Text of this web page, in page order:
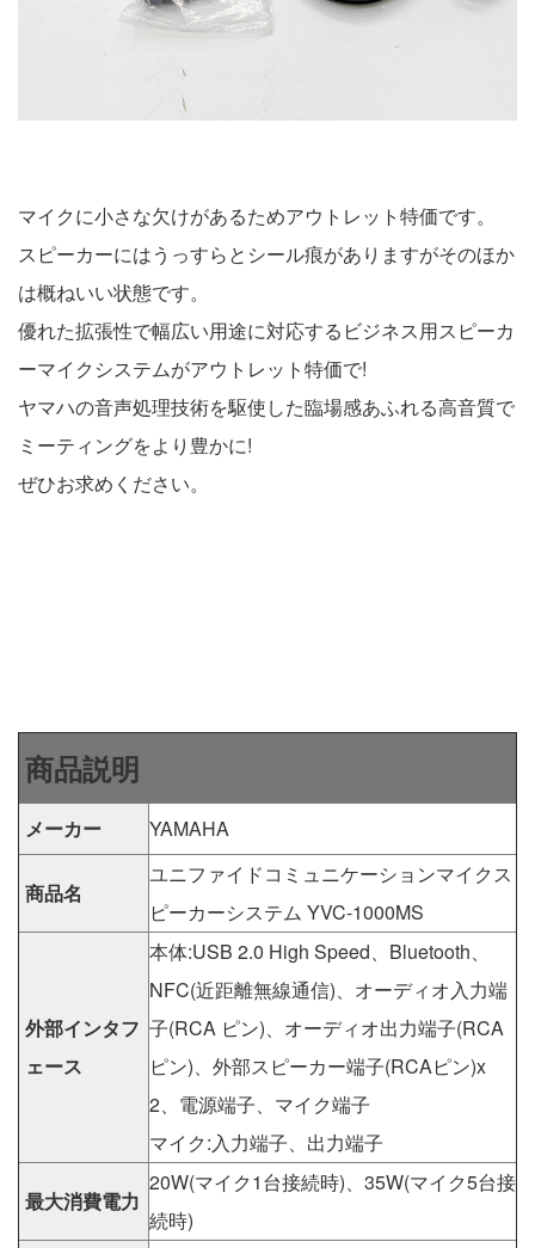
マイクに小さな欠けがあるためアウトレット特価です。
スピーカーにはうっすらとシール痕がありますがそのほか
は概ねいい状態です。
優れた拡張性で幅広い用途に対応するビジネス用スピーカ
ーマイクシステムがアウトレット特価で!
ヤマハの音声処理技術を駆使した臨場感あふれる高音質で
ミーティングをより豊かに!
ぜひお求めください。
商品説明
メーカー YAMAHA
商品名
ユニファイドコミュニケーションマイクス
ピーカーシステム YVC-1000MS
外部インタフ
ェース
本体:USB 2.0 High Speed、Bluetooth、
NFC(近距離無線通信)、オーディオ入力端
子(RCA ピン)、オーディオ出力端子(RCA
ピン)、外部スピーカー端子(RCAピン)x
2、電源端子、マイク端子
マイク:入力端子、出力端子
最大消費電力
20W(マイク1台接続時)、35W(マイク5台接
続時)